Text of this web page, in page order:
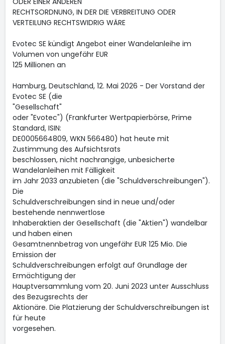
RECHTSORDNUNG, IN DER DIE VERBREITUNG ODER
VERTEILUNG RECHTSWIDRIG WÄRE
Evotec SE kündigt Angebot einer Wandelanleihe im
Volumen von ungefähr EUR
125 Millionen an
Hamburg, Deutschland, 12. Mai 2026 - Der Vorstand der
Evotec SE (die
"Gesellschaft"
oder "Evotec") (Frankfurter Wertpapierbörse, Prime
Standard, ISIN:
DE0005664809, WKN 566480) hat heute mit
Zustimmung des Aufsichtsrats
beschlossen, nicht nachrangige, unbesicherte
Wandelanleihen mit Fälligkeit
im Jahr 2033 anzubieten (die "Schuldverschreibungen").
Die
Schuldverschreibungen sind in neue und/oder
bestehende nennwertlose
Inhaberaktien der Gesellschaft (die "Aktien") wandelbar
und haben einen
Gesamtnennbetrag von ungefähr EUR 125 Mio. Die
Emission der
Schuldverschreibungen erfolgt auf Grundlage der
Ermächtigung der
Hauptversammlung vom 20. Juni 2023 unter Ausschluss
des Bezugsrechts der
Aktionäre. Die Platzierung der Schuldverschreibungen ist
für heute
vorgesehen.